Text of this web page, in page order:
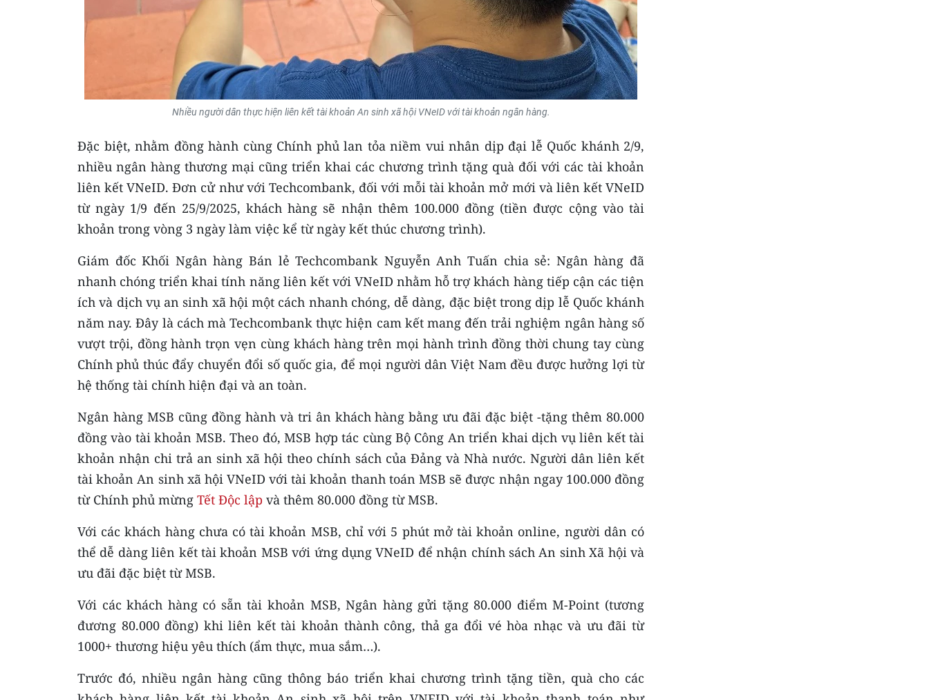
Nhiều người dân thực hiện liên kết tài khoản An sinh xã hội VNeID với tài khoản ngân hàng.
Đặc biệt, nhằm đồng hành cùng Chính phủ lan tỏa niềm vui nhân dịp đại lễ Quốc khánh 2/9,
nhiều ngân hàng thương mại cũng triển khai các chương trình tặng quà đối với các tài khoản
liên kết VNeID. Đơn cử như với Techcombank, đối với mỗi tài khoản mở mới và liên kết VNeID
từ ngày 1/9 đến 25/9/2025, khách hàng sẽ nhận thêm 100.000 đồng (tiền được cộng vào tài
khoản trong vòng 3 ngày làm việc kể từ ngày kết thúc chương trình).
Giám đốc Khối Ngân hàng Bán lẻ Techcombank Nguyễn Anh Tuấn chia sẻ: Ngân hàng đã
nhanh chóng triển khai tính năng liên kết với VNeID nhằm hỗ trợ khách hàng tiếp cận các tiện
ích và dịch vụ an sinh xã hội một cách nhanh chóng, dễ dàng, đặc biệt trong dịp lễ Quốc khánh
năm nay. Đây là cách mà Techcombank thực hiện cam kết mang đến trải nghiệm ngân hàng số
vượt trội, đồng hành trọn vẹn cùng khách hàng trên mọi hành trình đồng thời chung tay cùng
Chính phủ thúc đẩy chuyển đổi số quốc gia, để mọi người dân Việt Nam đều được hưởng lợi từ
hệ thống tài chính hiện đại và an toàn.
Ngân hàng MSB cũng đồng hành và tri ân khách hàng bằng ưu đãi đặc biệt -tặng thêm 80.000
đồng vào tài khoản MSB. Theo đó, MSB hợp tác cùng Bộ Công An triển khai dịch vụ liên kết tài
khoản nhận chi trả an sinh xã hội theo chính sách của Đảng và Nhà nước. Người dân liên kết
tài khoản An sinh xã hội VNeID với tài khoản thanh toán MSB sẽ được nhận ngay 100.000 đồng
từ Chính phủ mừng Tết Độc lập và thêm 80.000 đồng từ MSB.
Với các khách hàng chưa có tài khoản MSB, chỉ với 5 phút mở tài khoản online, người dân có
thể dễ dàng liên kết tài khoản MSB với ứng dụng VNeID để nhận chính sách An sinh Xã hội và
ưu đãi đặc biệt từ MSB.
Với các khách hàng có sẵn tài khoản MSB, Ngân hàng gửi tặng 80.000 điểm M-Point (tương
đương 80.000 đồng) khi liên kết tài khoản thành công, thả ga đổi vé hòa nhạc và ưu đãi từ
1000+ thương hiệu yêu thích (ẩm thực, mua sắm…).
Trước đó, nhiều ngân hàng cũng thông báo triển khai chương trình tặng tiền, quà cho các